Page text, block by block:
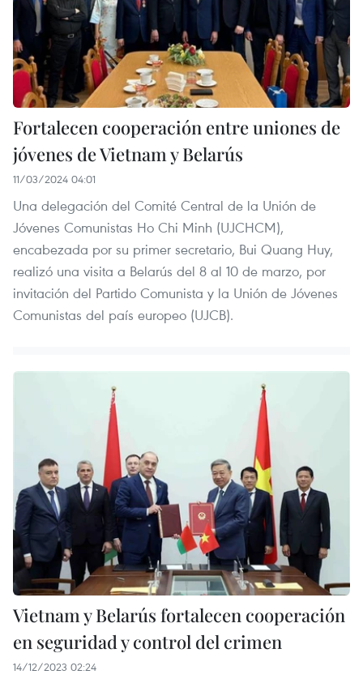
Fortalecen cooperación entre uniones de
jóvenes de Vietnam y Belarús
11/03/2024 04:01
Una delegación del Comité Central de la Unión de
Jóvenes Comunistas Ho Chi Minh (UJCHCM),
encabezada por su primer secretario, Bui Quang Huy,
realizó una visita a Belarús del 8 al 10 de marzo, por
invitación del Partido Comunista y la Unión de Jóvenes
Comunistas del país europeo (UJCB).
Vietnam y Belarús fortalecen cooperación
en seguridad y control del crimen
14/12/2023 02:24